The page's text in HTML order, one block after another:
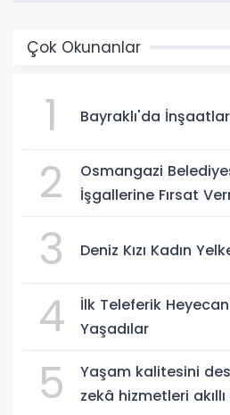
Çok Okunanlar
1 Bayraklı'da
2
Osmangazi
İşgallerine Fırsat
3 Deniz Kızı Kadın
4
İlk Teleferik
Yaşadılar
5
Yaşam kalitesini
zekâ hizmetleri